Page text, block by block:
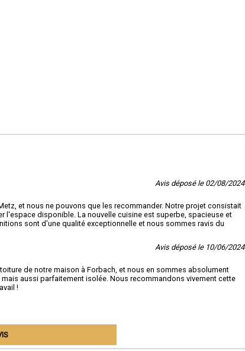
Avis déposé le 02/08/2024
et nous ne pouvons que les recommander. Notre projet consistait
l'espace disponible. La nouvelle cuisine est superbe, spacieuse et
sont d'une qualité exceptionnelle et nous sommes ravis du
Avis déposé le 10/06/2024
de notre maison à Forbach, et nous en sommes absolument
aussi parfaitement isolée. Nous recommandons vivement cette
!